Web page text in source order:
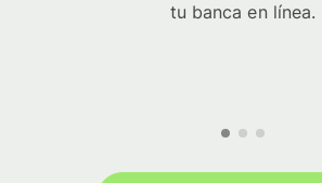
tu banca en línea.